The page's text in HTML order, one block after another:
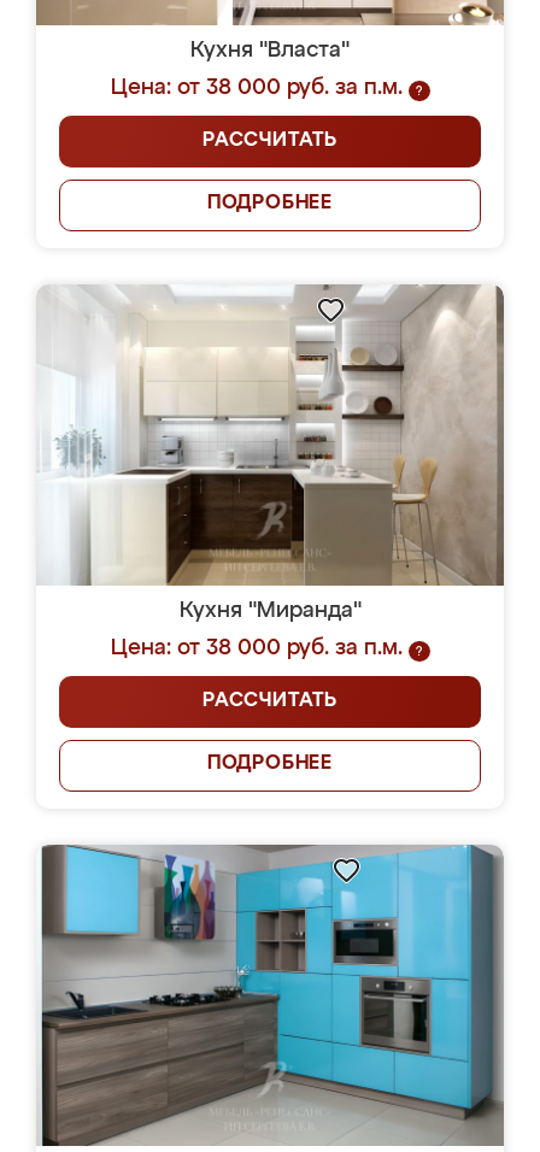
Кухня "Власта"
Цена: от 38 000 руб. за п.м.
?
РАССЧИТАТЬ
ПОДРОБНЕЕ
Кухня "Миранда"
Цена: от 38 000 руб. за п.м.
?
РАССЧИТАТЬ
ПОДРОБНЕЕ